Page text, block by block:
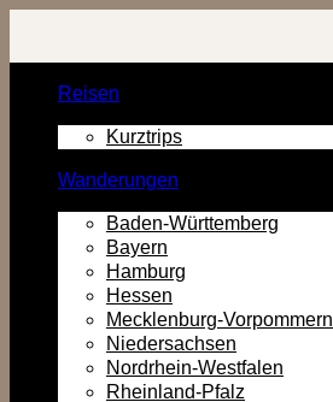
Inhalt
Reisen
Kurztrips
Wanderungen
Baden-Württemberg
Bayern
Hamburg
Hessen
Mecklenburg-Vorpommern
Niedersachsen
Nordrhein-Westfalen
Rheinland-Pfalz